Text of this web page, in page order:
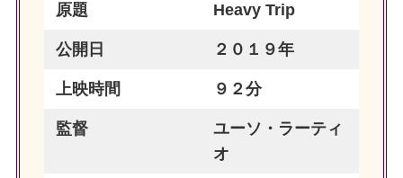
原題 Heavy Trip
公開日 ２０１９年
上映時間 ９２分
監督
ユーソ・ラーティ
オ